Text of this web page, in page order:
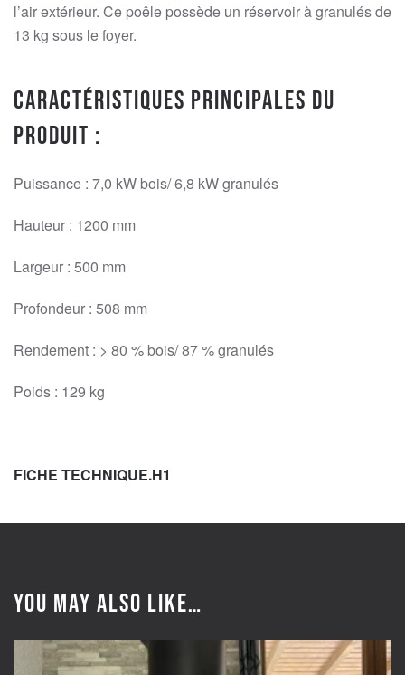
l’air extérieur. Ce poêle possède un réservoir à granulés de
13 kg sous le foyer.
Caractéristiques principales du
produit :
Puissance : 7,0 kW bois/ 6,8 kW granulés
Hauteur : 1200 mm
Largeur : 500 mm
Profondeur : 508 mm
Rendement : > 80 % bois/ 87 % granulés
Poids : 129 kg
FICHE TECHNIQUE.H1
You may also like…